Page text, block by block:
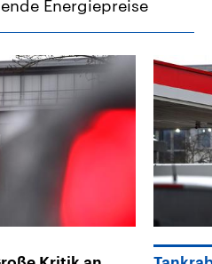
Energiepreise